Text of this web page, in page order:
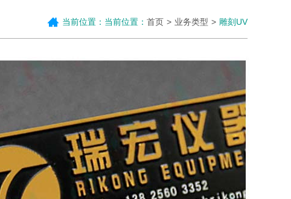
当前位置：当前位置： 首页 业务类型 雕刻UV